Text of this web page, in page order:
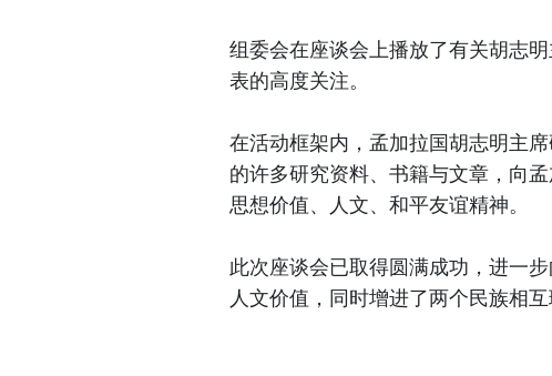
组委会在座谈会上播放了有关胡志
表的高度关注。
在活动框架内，孟加拉国胡志明主
的许多研究资料、书籍与文章，向
思想价值、人文、和平友谊精神。
此次座谈会已取得圆满成功，进一
人文价值，同时增进了两个民族相